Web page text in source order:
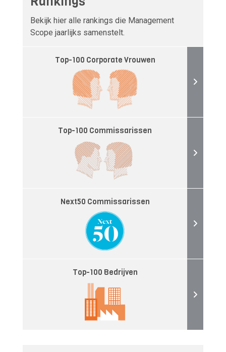
Bekijk hier alle rankings die Management
Scope jaarlijks samenstelt.
Top-100 Corporate Vrouwen
Top-100 Commissarissen
Next50 Commissarissen
Top-100 Bedrijven